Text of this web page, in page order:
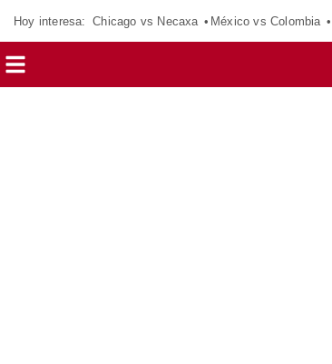
Hoy interesa: Chicago vs Necaxa México vs Colombia